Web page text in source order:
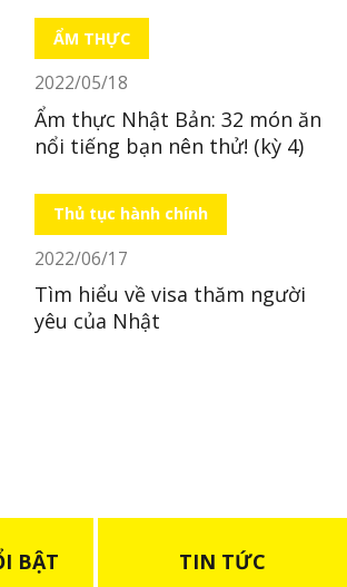
ẨM THỰC
2022/05/18
Ẩm thực Nhật Bản: 32 món ăn
nổi tiếng bạn nên thử! (kỳ 4)
Thủ tục hành chính
2022/06/17
Tìm hiểu về visa thăm người
yêu của Nhật
BẬT TIN TỨC